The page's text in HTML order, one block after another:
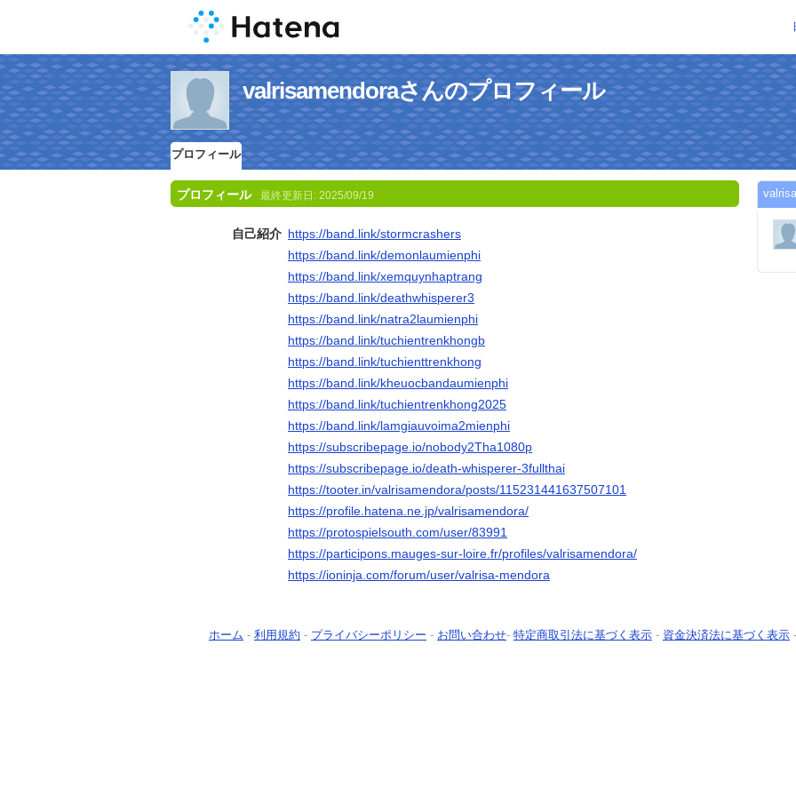
valrisamendoraさんのプロフィール
プロフィール
プロフィール 最終更新日: 2025/09/19
自己紹介 https://band.link/stormcrashers
https://band.link/demonlaumienphi
https://band.link/xemquynhaptrang
https://band.link/deathwhisperer3
https://band.link/natra2laumienphi
https://band.link/tuchientrenkhongb
https://band.link/tuchienttrenkhong
https://band.link/kheuocbandaumienphi
https://band.link/tuchientrenkhong2025
https://band.link/lamgiauvoima2mienphi
https://subscribepage.io/nobody2Tha1080p
https://subscribepage.io/death-whisperer-3fullthai
https://tooter.in/valrisamendora/posts/115231441637507101
https://profile.hatena.ne.jp/valrisamendora/
https://protospielsouth.com/user/83991
https://participons.mauges-sur-loire.fr/profiles/valrisamendora/
https://ioninja.com/forum/user/valrisa-mendora
ホーム - 利用規約 - プライバシーポリシー - お問い合わせ- 特定商取引法に基づく表示 - 資金決済法に基づく表示 -